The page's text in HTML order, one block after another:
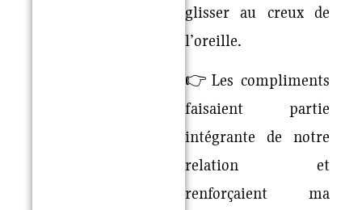
glisser au creux de
l’oreille.
👉Les compliments
faisaient partie
intégrante de notre
relation et
renforçaient ma